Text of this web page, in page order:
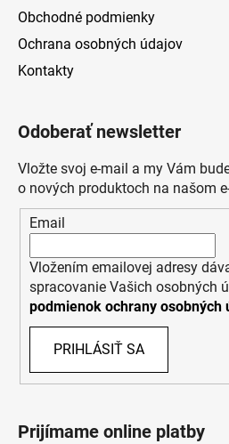
Obchodné podmienky
Ochrana osobných údajov
Kontakty
Odoberať newsletter
Vložte svoj e-mail a my Vám
o nových produktoch na našom
Email
Vložením emailovej adresy
spracovanie Vašich osobných
podmienok ochrany osobných
PRIHLÁSIŤ SA
Prijímame online platby